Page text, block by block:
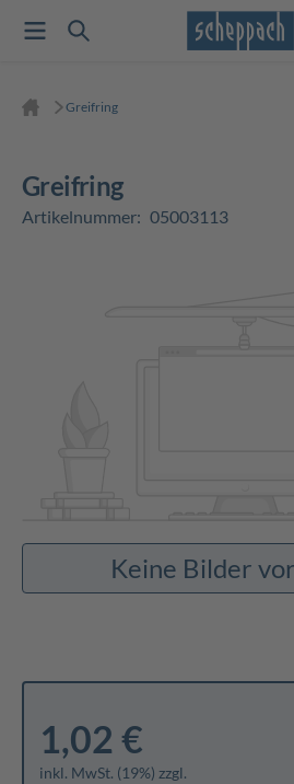
Greifring
Greifring
Artikelnummer: 05003113
Keine Bilder
1,02 €
inkl. MwSt. (19%) zzgl.